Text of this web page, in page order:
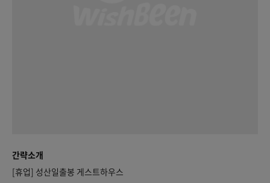
간략소개
[휴업] 성산일출봉 게스트하우스